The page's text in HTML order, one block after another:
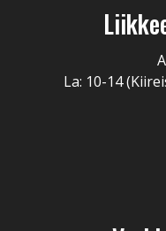
La: 10-14